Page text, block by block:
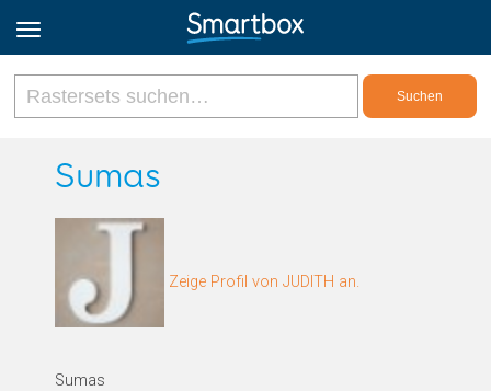
Registrieren
Sumas
Zeige Profil von JUDITH an.
Sumas